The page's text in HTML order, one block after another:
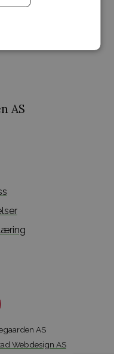
AS
AS
Webdesign AS